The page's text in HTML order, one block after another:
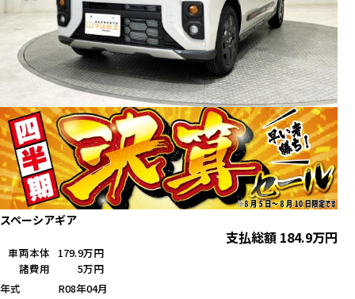
スペーシアギア
支払総額 184.9万円
車両本体
179.9万円
諸費用
5万円
年式
R08年04月